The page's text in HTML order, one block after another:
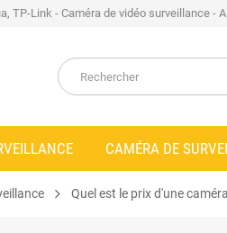
TP-Link - Caméra de vidéo surveillance -
CAMÉRA DE
Quel est le prix d'une